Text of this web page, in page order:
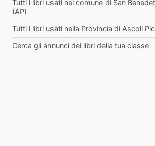
Tutti i libri usati nel comune di San
(AP)
Tutti i libri usati nella Provincia di Ascoli
Cerca gli annunci dei libri della tua classe